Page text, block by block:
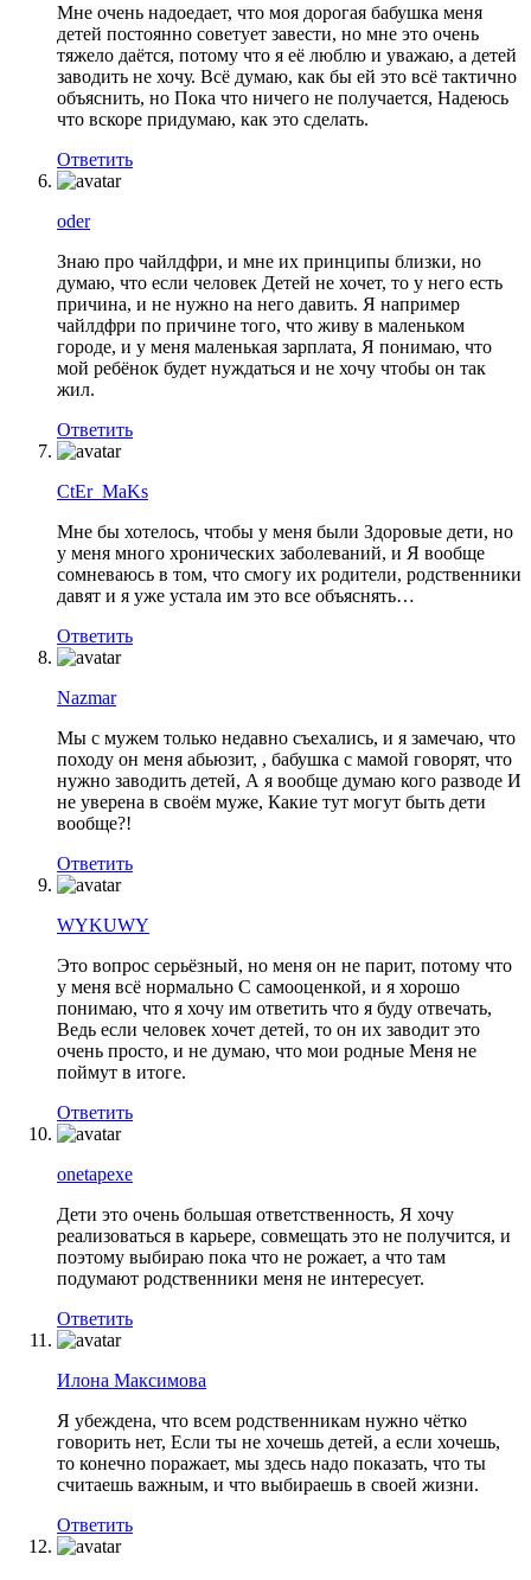
Мне очень надоедает, что моя дорогая бабушка меня
детей постоянно советует завести, но мне это очень
тяжело даётся, потому что я её люблю и уважаю, а детей
заводить не хочу. Всё думаю, как бы ей это всё тактично
объяснить, но Пока что ничего не получается, Надеюсь
что вскоре придумаю, как это сделать.
Ответить
oder
Знаю про чайлдфри, и мне их принципы близки, но
думаю, что если человек Детей не хочет, то у него есть
причина, и не нужно на него давить. Я например
чайлдфри по причине того, что живу в маленьком
городе, и у меня маленькая зарплата, Я понимаю, что
мой ребёнок будет нуждаться и не хочу чтобы он так
жил.
Ответить
CtEr_MaKs
Мне бы хотелось, чтобы у меня были Здоровые дети, но
у меня много хронических заболеваний, и Я вообще
сомневаюсь в том, что смогу их родители, родственники
давят и я уже устала им это все объяснять…
Ответить
Nazmar
Мы с мужем только недавно съехались, и я замечаю, что
походу он меня абьюзит, , бабушка с мамой говорят, что
нужно заводить детей, А я вообще думаю кого разводе И
не уверена в своём муже, Какие тут могут быть дети
вообще?!
Ответить
WYKUWY
Это вопрос серьёзный, но меня он не парит, потому что
у меня всё нормально С самооценкой, и я хорошо
понимаю, что я хочу им ответить что я буду отвечать,
Ведь если человек хочет детей, то он их заводит это
очень просто, и не думаю, что мои родные Меня не
поймут в итоге.
Ответить
onetapexe
Дети это очень большая ответственность, Я хочу
реализоваться в карьере, совмещать это не получится, и
поэтому выбираю пока что не рожает, а что там
подумают родственники меня не интересует.
Ответить
Илона Максимова
Я убеждена, что всем родственникам нужно чётко
говорить нет, Если ты не хочешь детей, а если хочешь,
то конечно поражает, мы здесь надо показать, что ты
считаешь важным, и что выбираешь в своей жизни.
Ответить